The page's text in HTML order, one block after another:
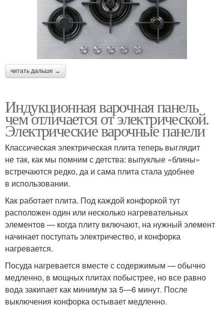
читать дальше →
Индукционная варочная панель
чем отличается от электрической.
Электрические варочные панели
Классическая электрическая плита теперь выглядит
не так, как мы помним с детства: выпуклые «блины»
встречаются редко, да и сама плита стала удобнее
в использовании.
Как работает плита. Под каждой конфоркой тут
расположен один или несколько нагревательных
элементов — когда плиту включают, на нужный элемент
начинает поступать электричество, и конфорка
нагревается.
Посуда нагревается вместе с содержимым — обычно
медленно, в мощных плитах побыстрее, но все равно
вода закипает как минимум за 5—6 минут. После
выключения конфорка остывает медленно.